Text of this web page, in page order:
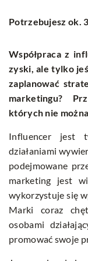
Potrzebujesz ok.
Współpraca z
zyski, ale tylko
zaplanować
marketingu?
których nie
Influencer jest
działaniami
podejmowane
marketing jest
wykorzystuje się
Marki coraz
osobami
promować swoje